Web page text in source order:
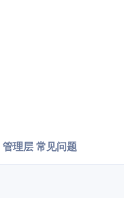
管理层 常见问题